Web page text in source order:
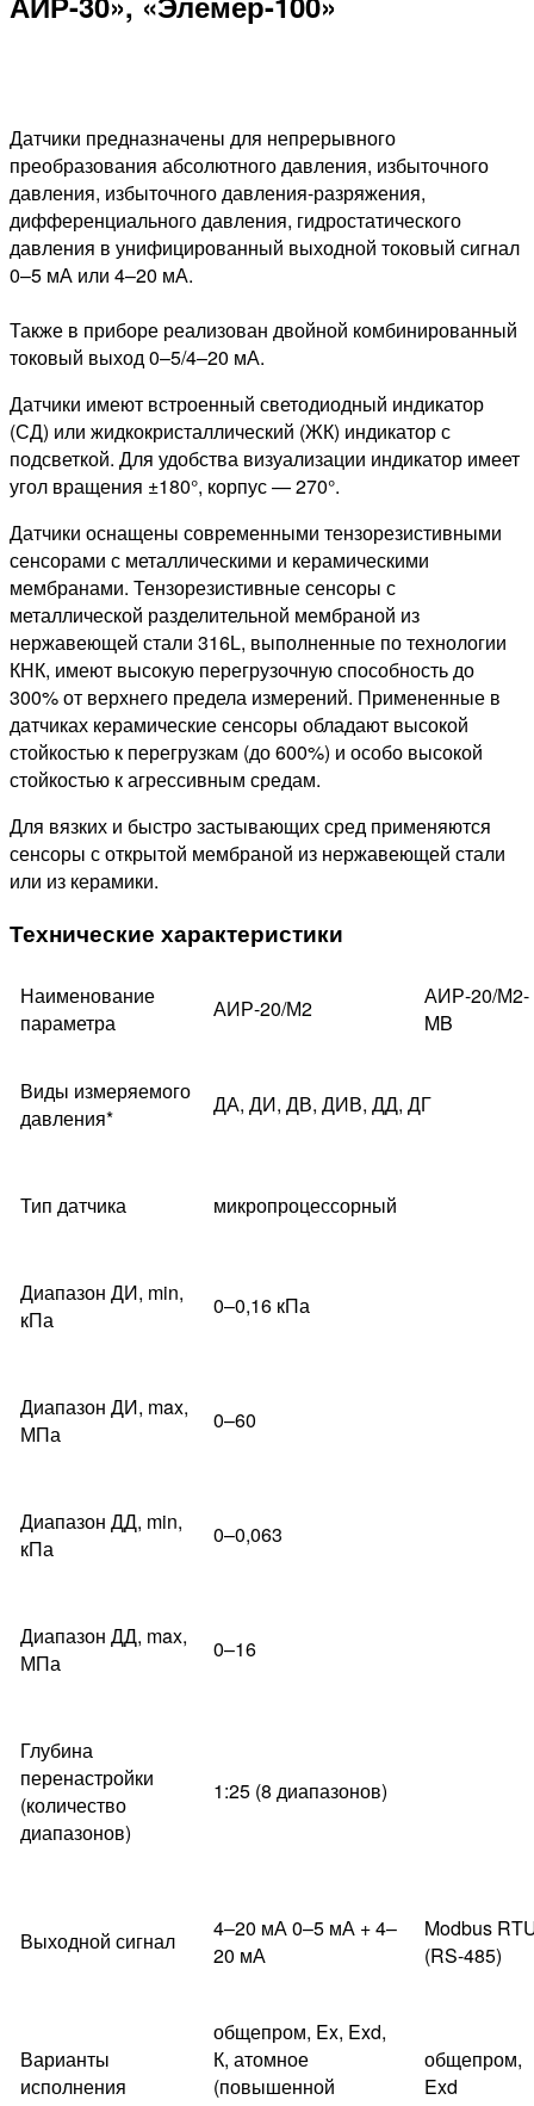
Датчики предназначены для непрерывного
преобразования абсолютного давления, избыточного
давления, избыточного давления-разряжения,
дифференциального давления, гидростатического
давления в унифицированный выходной токовый сигнал
0–5 мА или 4–20 мА.
Также в приборе реализован двойной комбинированный
токовый выход 0–5/4–20 мА.
Датчики имеют встроенный светодиодный индикатор
(СД) или жидкокристаллический (ЖК) индикатор с
подсветкой. Для удобства визуализации индикатор имеет
угол вращения ±180°, корпус — 270°.
Датчики оснащены современными тензорезистивными
сенсорами с металлическими и керамическими
мембранами. Тензорезистивные сенсоры с
металлической разделительной мембраной из
нержавеющей стали 316L, выполненные по технологии
КНК, имеют высокую перегрузочную способность до
300% от верхнего предела измерений. Примененные в
датчиках керамические сенсоры обладают высокой
стойкостью к перегрузкам (до 600%) и особо высокой
стойкостью к агрессивным средам.
Для вязких и быстро застывающих сред применяются
сенсоры с открытой мембраной из нержавеющей стали
или из керамики.
Технические характеристики
Наименование
параметра
АИР-20/М2
АИР-20/М2-
MB
Виды измеряемого
давления*
ДА, ДИ, ДВ, ДИВ, ДД, ДГ
Тип датчика микропроцессорный
Диапазон ДИ, min,
кПа
0–0,16 кПа
Диапазон ДИ, max,
МПа
0–60
Диапазон ДД, min,
кПа
0–0,063
Диапазон ДД, max,
МПа
0–16
Глубина
перенастройки
(количество
диапазонов)
1:25 (8 диапазонов)
Выходной сигнал
4–20 мА 0–5 мА + 4–
20 мА
Modbus
(RS-485)
Варианты
исполнения
общепром, Ex, Exd,
К, атомное
(повышенной
общепром,
Exd